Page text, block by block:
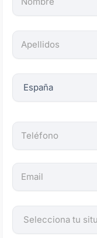
los
son
obligatorios.